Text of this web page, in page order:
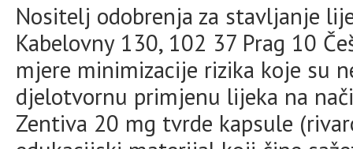
Nositelj odobrenja za stavljanje
Kabelovny 130, 102 37 Prag 10
mjere minimizacije rizika koje su
djelotvornu primjenu lijeka na
Zentiva 20 mg tvrde kapsule